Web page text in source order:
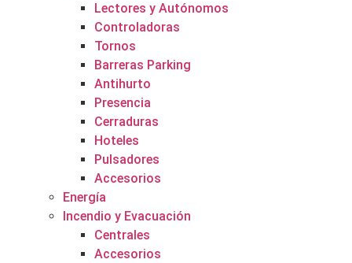
Lectores y Autónomos
Controladoras
Tornos
Barreras Parking
Antihurto
Presencia
Cerraduras
Hoteles
Pulsadores
Accesorios
Energía
Incendio y Evacuación
Centrales
Accesorios